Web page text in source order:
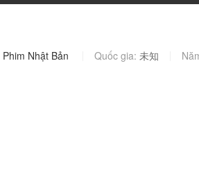
Phim Nhật Bản Quốc gia: 未知